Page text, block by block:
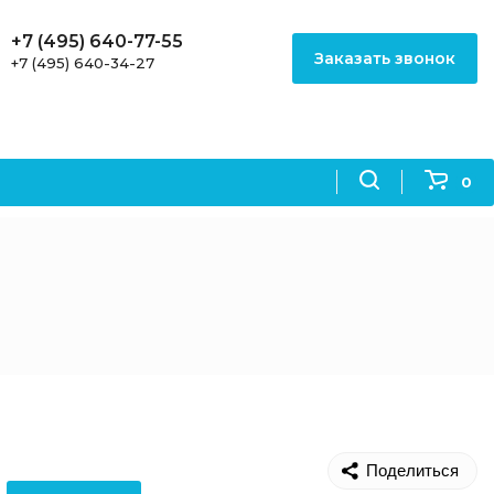
0
+7 (495) 640-77-55
+7 (495) 640-34-27 Заказать звонок
Поделиться